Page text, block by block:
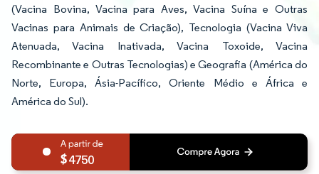
(Vacina Bovina, Vacina para Aves, Vacina Suína e Outras
Vacinas para Animais de Criação), Tecnologia (Vacina Viva
Atenuada, Vacina Inativada, Vacina Toxoide, Vacina
Recombinante e Outras Tecnologias) e Geografia (América do
Norte, Europa, Ásia-Pacífico, Oriente Médio e África e
América do Sul).
4750